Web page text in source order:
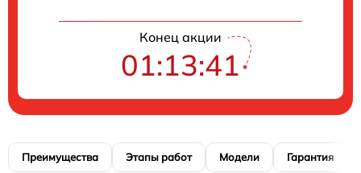
Конец акции
01:13:41
Преимущества Этапы работ Модели Гарантия